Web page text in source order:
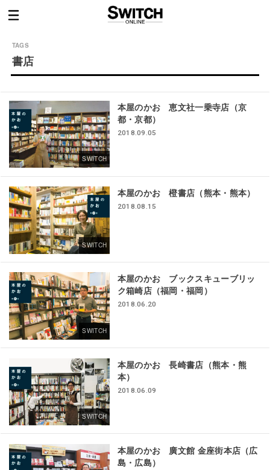
書店
SWITCH
本屋のかお 恵文社一乗寺店（京
都・京都）
2018.09.05
SWITCH
本屋のかお 橙書店（熊本・熊本）
2018.08.15
SWITCH
本屋のかお ブックスキューブリッ
ク箱崎店（福岡・福岡）
2018.06.20
SWITCH
本屋のかお 長崎書店（熊本・熊
本）
2018.06.09
本屋のかお 廣文館 金座街本店（広
島・広島）